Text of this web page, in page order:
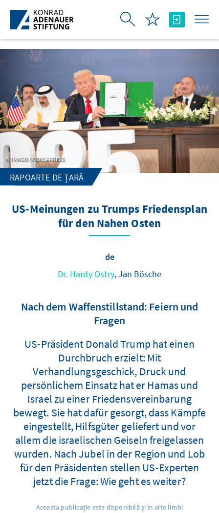
Skip to Main Content
IMAGO / ABACAPRESS
RAPOARTE DE ȚARĂ
US-Meinungen zu Trumps Friedensplan
für den Nahen Osten
de
Dr. Hardy Ostry, Jan Bösche
Nach dem Waffenstillstand: Feiern und
Fragen
US-Präsident Donald Trump hat einen
Durchbruch erzielt: Mit
Verhandlungsgeschick, Druck und
persönlichem Einsatz hat er Hamas und
Israel zu einer Friedensvereinbarung
bewegt. Sie hat dafür gesorgt, dass Kämpfe
eingestellt, Hilfsgüter geliefert und vor
allem die israelischen Geiseln freigelassen
wurden. Nach Jubel in der Region und Lob
für den Präsidenten stellen US-Experten
jetzt die Frage: Wie geht es weiter?
Aceasta publicație este disponibilă și în alte limbi